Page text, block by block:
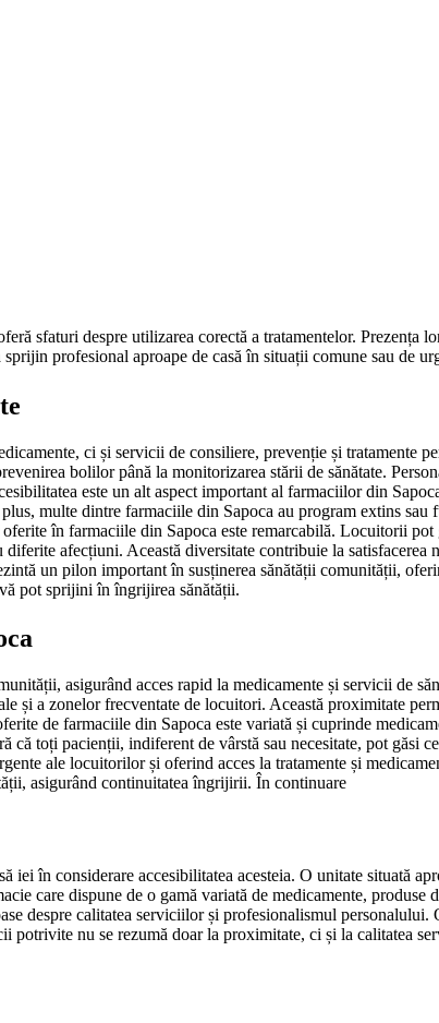
sfaturi despre utilizarea corectă a tratamentelor. Prezența
profesional aproape de casă în situații comune sau de
ci și servicii de consiliere, prevenție și tratamente
bolilor până la monitorizarea stării de sănătate.
este un alt aspect important al farmaciilor din
multe dintre farmaciile din Sapoca au program extins
în farmaciile din Sapoca este remarcabilă. Locuitorii pot
afecțiuni. Această diversitate contribuie la
un pilon important în susținerea sănătății comunității,
pot sprijini în îngrijirea sănătății.
asigurând acces rapid la medicamente și servicii de
și a zonelor frecventate de locuitori. Această proximitate
de farmaciile din Sapoca este variată și cuprinde
că toți pacienții, indiferent de vârstă sau necesitate, pot găsi
ale locuitorilor și oferind acces la tratamente și
asigurând continuitatea îngrijirii. În continuare
în considerare accesibilitatea acesteia. O unitate situată
care dispune de o gamă variată de medicamente,
despre calitatea serviciilor și profesionalismul personalului.
potrivite nu se rezumă doar la proximitate, ci și la calitatea